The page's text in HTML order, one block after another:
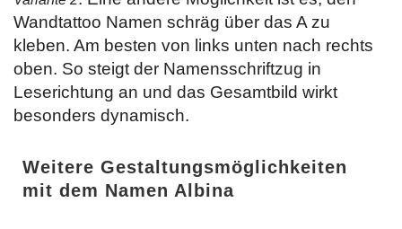
Wandtattoo Namen schräg über das A zu
kleben. Am besten von links unten nach rechts
oben. So steigt der Namensschriftzug in
Leserichtung an und das Gesamtbild wirkt
besonders dynamisch.
Weitere Gestaltungsmöglichkeiten
mit dem Namen Albina